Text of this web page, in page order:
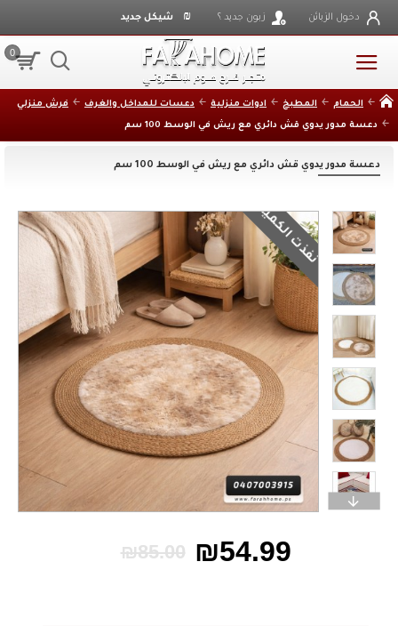
دخول الزبائن زبون جديد ؟ ₪ شيكل جديد
0
الحمام المطبخ ادوات منزلية دعسات للمداخل والغرف فرش منزلي
دعسة مدور يدوي قش دائري مع ريش في الوسط 100 سم
دعسة مدور يدوي قش دائري مع ريش في الوسط 100 سم
نفذت الكمية
₪54.99
₪85.00